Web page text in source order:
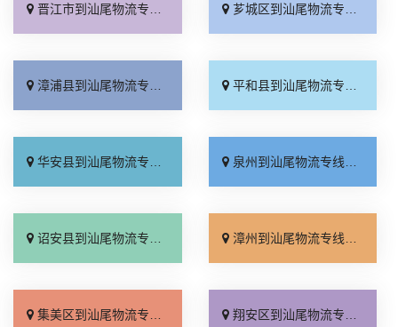
晋江市到汕尾物流专线_无需中转「每日发车」 芗城区到汕尾物流专线_运价查询「急你所需」
漳浦县到汕尾物流专线_合同承运「价位合理」 平和县到汕尾物流专线_要几天到「服务周到」
华安县到汕尾物流专线_送货到门「全程无虑」 泉州到汕尾物流专线_专业靠谱「运价查询」
诏安县到汕尾物流专线_资质齐全「运保时效」 漳州到汕尾物流专线_多年经验「定点发车」
集美区到汕尾物流专线_整车配货「运价行情」 翔安区到汕尾物流专线_专线直达「多少一吨」